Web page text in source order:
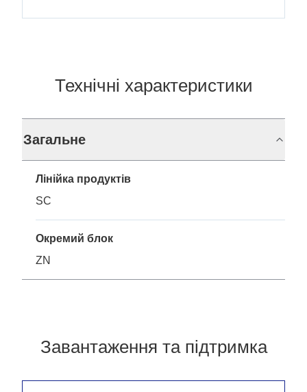
Технічні характеристики
Загальне
Лінійка продуктів
SC
Окремий блок
ZN
Завантаження та підтримка